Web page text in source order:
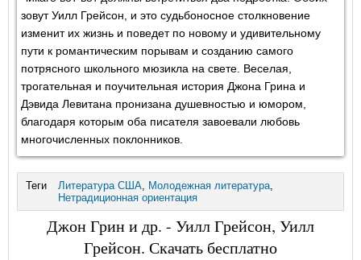
зовут Уилл Грейсон, и это судьбоносное столкновение
изменит их жизнь и поведет по новому и удивительному
пути к романтическим порывам и созданию самого
потрясного школьного мюзикла на свете. Веселая,
трогательная и поучительная история Джона Грина и
Дэвида Левитана пронизана душевностью и юмором,
благодаря которым оба писателя завоевали любовь
многочисленных поклонников.
Теги Литература США, Молодежная литература,
Нетрадиционная ориентация
Джон Грин и др. - Уилл Грейсон, Уилл
Грейсон. Скачать бесплатно